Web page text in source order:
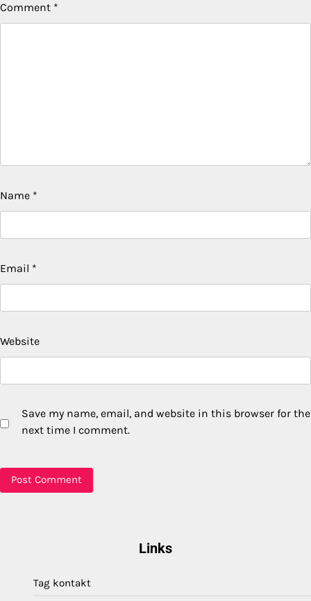
Comment *
Name *
Email *
Website
Save my name, email, and website in this browser for the
next time I comment.
Links
Tag kontakt